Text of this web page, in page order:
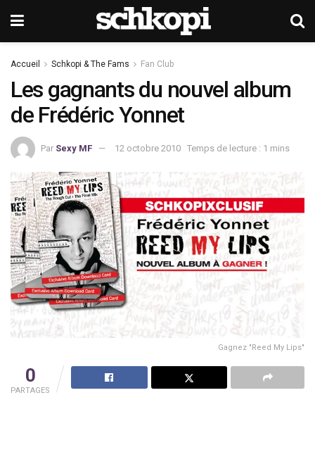
Accueil Schkopi & The Fams Fan Club
Les gagnants du nouvel album
de Frédéric Yonnet
Par Sexy MF 12 octobre 2010 Temps de lecture : 1 mins
Gagnez "Reed My Lips"
0
PARTAGES